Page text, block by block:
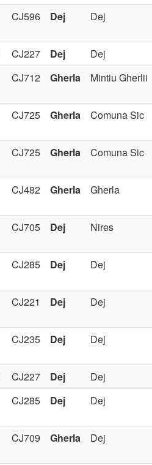
CJ596 Dej Dej
CJ227 Dej
Dej
CJ712 Gherla Mintiu Gherlii
CJ725 Gherla Comuna Sic
CJ725 Gherla Comuna Sic
CJ482 Gherla Gherla
CJ705 Dej Nires
CJ285 Dej Dej
CJ221 Dej Dej
CJ235 Dej Dej
CJ227 Dej
Dej
CJ285 Dej Dej
CJ709 Gherla Dej